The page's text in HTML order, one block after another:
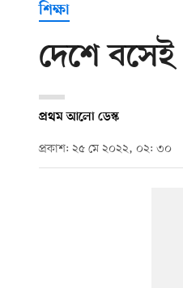
শিক্ষা
দেশে বসেই
প্রথম আলো ডেস্ক
প্রকাশ: ২৫ মে ২০২২, ০২: ৩০